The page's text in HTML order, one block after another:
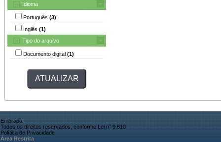
Idioma
Português (3)
Inglês (1)
Tipo do arquivo
Documento digital (1)
Embrapa
Todos os direitos reservados, conforme Lei n° 9.610
Política de Privacidade
Área Restrita